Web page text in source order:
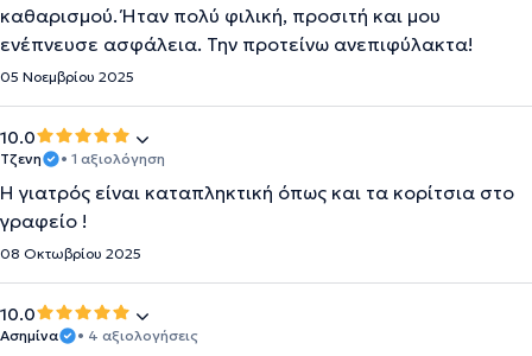
καθαρισμού. Ήταν πολύ φιλική, προσιτή και μου
ενέπνευσε ασφάλεια. Την προτείνω ανεπιφύλακτα!
05 Νοεμβρίου 2025
10.0
Τζενη • 1 αξιολόγηση
Η γιατρός είναι καταπληκτική όπως και τα κορίτσια στο
γραφείο !
08 Οκτωβρίου 2025
10.0
Ασημίνα • 4 αξιολογήσεις